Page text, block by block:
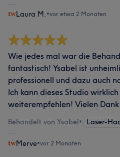
Laura M. •vor etwa 2 Monaten
Wie jedes mal war die
fantastisch! Ysabel ist
professionell und dazu auch
Ich kann dieses Studio
weiterempfehlen! Vielen
Behandelt von Ysabel• Laser-
Merve•vor 2 Monaten